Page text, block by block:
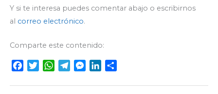
Y si te interesa puedes comentar abajo o escribirnos
al correo electrónico.
Comparte este contenido:
c
i
W
a
l
M
s
n
m